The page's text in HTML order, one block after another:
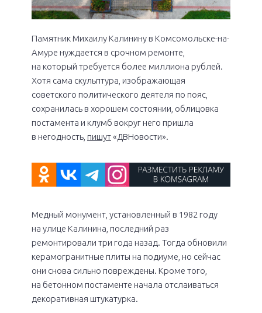
Памятник Михаилу Калинину в Комсомольске-на-
Амуре нуждается в срочном ремонте,
на который требуется более миллиона рублей.
Хотя сама скульптура, изображающая
советского политического деятеля по пояс,
сохранилась в хорошем состоянии, облицовка
постамента и клумб вокруг него пришла
в негодность, пишут«ДВНовости».
Медный монумент, установленный в 1982 году
на улице Калинина, последний раз
ремонтировали три года назад. Тогда обновили
керамогранитные плиты на подиуме, но сейчас
они снова сильно повреждены. Кроме того,
на бетонном постаменте начала отслаиваться
декоративная штукатурка.